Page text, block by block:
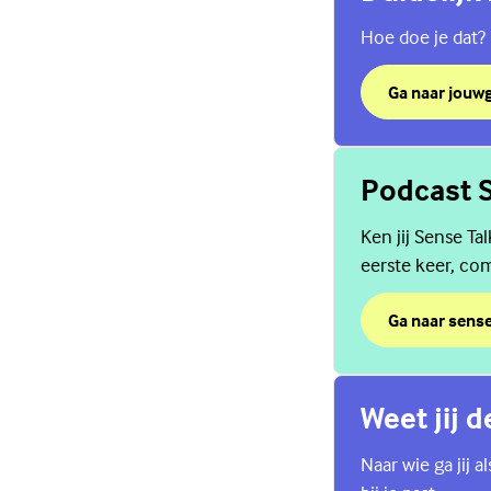
Hoe doe je dat?
Ga naar
over
(Externe link)
Podcast
Ken jij Sense
eerste keer,
Ga naar
over Podcast
(Externe link)
Weet jij
Naar wie ga jij